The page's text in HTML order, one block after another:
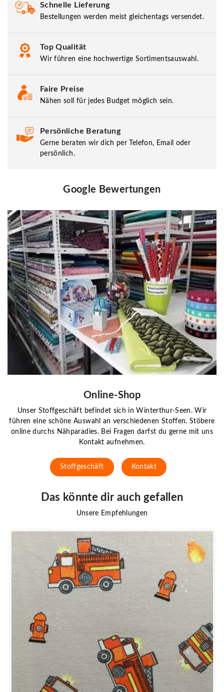
Schnelle Lieferung
Bestellungen werden meist gleichentags versendet.
Top Qualität
Wir führen eine hochwertige Sortimentsauswahl.
Faire Preise
Nähen soll für jedes Budget möglich sein.
Persönliche Beratung
Gerne beraten wir dich per Telefon, Email oder
persönlich.
Google Bewertungen
Online-Shop
Unser Stoffgeschäft befindet sich in Winterthur-Seen. Wir
führen eine schöne Auswahl an verschiedenen Stoffen. Stöbere
online durchs Nähparadies. Bei Fragen darfst du gerne mit uns
Kontakt aufnehmen.
Stoffgeschäft Kontakt
Das könnte dir auch gefallen
Unsere Empfehlungen